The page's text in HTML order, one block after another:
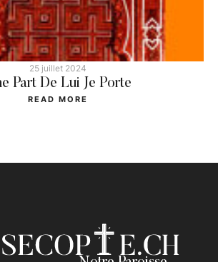
25 juillet 2024
Part De Lui Je Porte
READ MORE